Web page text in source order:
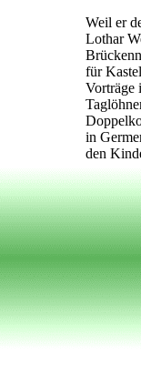
Weil er
Lothar
für
Vorträge
in
den